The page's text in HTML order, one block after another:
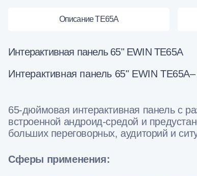
Описание TE65A
Интерактивная панель 65" EWIN TE65A
Интерактивная панель 65" EWIN
65-дюймовая интерактивная панель с
встроенной андроид-средой и
больших переговорных, аудиторий и
Сферы применения: